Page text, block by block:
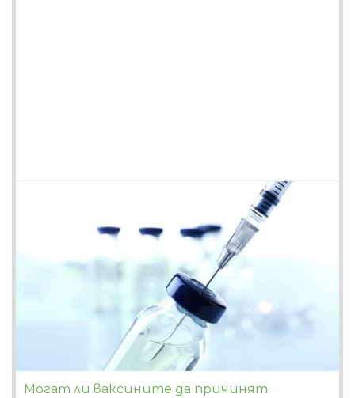
Могат ли ваксините да причинят